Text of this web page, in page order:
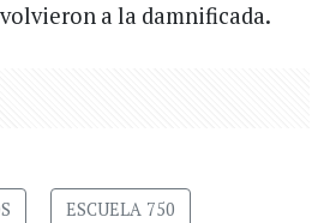
a la damnificada.
ESCUELA 750